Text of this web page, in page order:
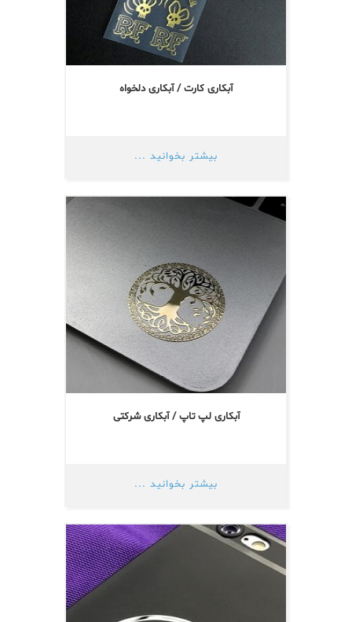
آبکاری کارت / آبکاری دلخواه
بیشتر بخوانید ...
آبکاری لپ تاپ / آبکاری شرکتی
بیشتر بخوانید ...